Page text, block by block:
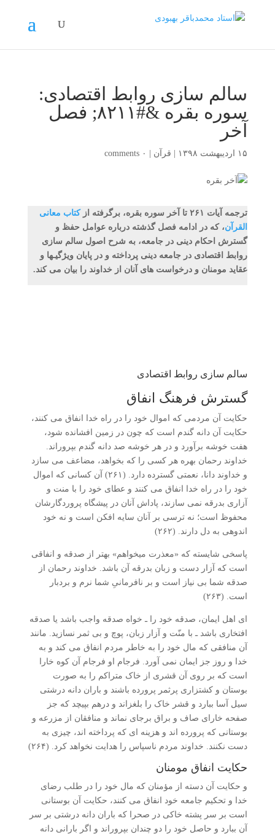
سالم سازی روابط اقتصادی:
سوره بقره &#۸۲۱۱; فصل
آخر
۱۵ اردیبهشت ۱۳۹۸ قرآن ۰ comments
ترجمه آیات ۲۶۱ تا آخر سوره بقره، برگرفته از
کتاب معانی
القرآن، که در ادامه فصل گذشته درباره عوامل حفظ و
گسترش احکام دینی در جامعه، به شرح اصول سالم سازی
روابط اقتصادی در جامعه دینی پرداخته و در پایان ویژگیـها و
عقاید مومنان و درخواست های آنان از خداوند را بیان می کند.
سالم سازی روابط اقتصادی
گسترش فرهنگ انفاق
حکایت آن مردمی که اموال خود را در راه خدا انفاق می­ کنند،
حکایت آن دانه گندم است که چون در زمین افشانده شود،
هفت خوشه برآورد و در هر خوشه صد دانه گندم بپروراند.
خداوند رحمان بهره هر کسی را که بخواهد، مضاعف می­ سازد
و خداوند دانا، نعمتی گسترده دارد. (۲۶۱) آن کسانی که اموال
خود را در راه خدا انفاق می­ کنند و عطای خود را با منت و
آزاری بدرقه نمی­ سازند، پاداش آنان در پیشگاه پروردگارشان
محفوظ است؛ نه ترسی بر آنان سایه افکن است و نه خود
اندوهی به دل دارند. (۲۶۲)
پاسخی شایسته که «معذرت می­خواهم» بهتر از صدقه و انفاقی
است که آزار دست و زبان بدرقه آن باشد. خداوند رحمان از
صدقه شما بی­ نیاز است و بر نافرمانیِ شما نرم و بردبار
است. (۲۶۳)
ای اهل ایمان، صدقه خود را ـ خواه صدقه واجب باشد یا صدقه
افتخاری باشد ـ با منّت و آزار زبان، پوچ و بی­ ثمر نسازید. مانند
آن منافقی که مال خود را به خاطر مردم انفاق می­ کند و به
خدا و روز جز ایمان نمی­ آورد. فرجام او فرجام آن کوه خارا
است که بر روی آن قشری از خاک متراکم را به صورت
بوستان و کشتزاری پرثمر پرورده باشند و باران دانه درشتی
سیل­ آسا ببارد و قشر خاک را بلغزاند و درهم بپیچد که جز
صفحه خارای صاف و براق برجای نماند و منافقان از مزرعه و
بوستانی که پرورده­ اند و هزینه­ ای که پرداخته­ اند، چیزی به
دست نکنند. خداوند مردم ناسپاس را هدایت نخواهد کرد. (۲۶۴)
حکایت انفاق مومنان
و حکایت آن دسته از مؤمنان که مال خود را در طلب رضای
خدا و تحکیم جامعه خود انفاق می­ کنند، حکایت آن بوستانی
است بر سر پشته‌ خاکی در صحرا که باران دانه درشتی بر سر
آن ببارد و حاصل خود را دو چندان بپروراند و اگر بارانی دانه